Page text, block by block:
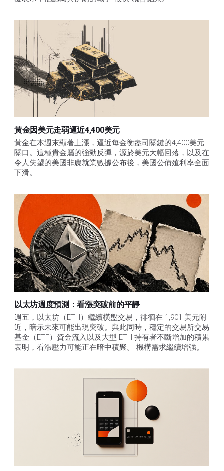
黃金因美元走弱逼近4,400美元
黃金在本週末顯著上漲，逼近每金衡盎司關鍵的4,400美元
關口。這種貴金屬的強勁反彈，源於美元大幅回落，以及在
令人失望的美國非農就業數據公布後，美國公債殖利率全面
下滑。
以太坊週度預測：看漲突破前的平靜
週五，以太坊（ETH）繼續橫盤交易，徘徊在 1,901 美元附
近，暗示未來可能出現突破。與此同時，穩定的交易所交易
基金（ETF）資金流入以及大型 ETH 持有者不斷增加的積累
表明，看漲壓力可能正在暗中積聚。 機構需求繼續增強。